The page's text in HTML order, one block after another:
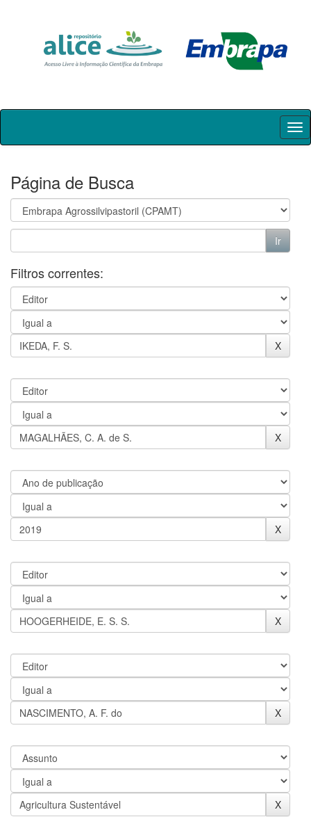
Skip
Página de Busca
Filtros correntes: